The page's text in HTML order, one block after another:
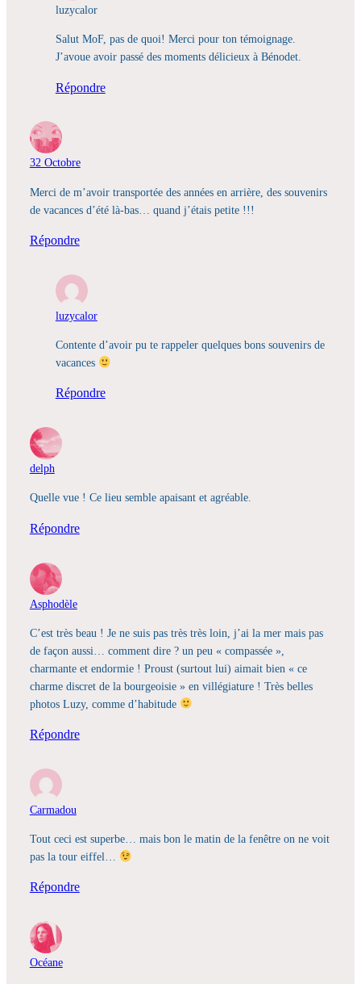
luzycalor
Salut MoF, pas de quoi! Merci pour ton témoignage.
J’avoue avoir passé des moments délicieux à Bénodet.
Répondre
32 Octobre
Merci de m’avoir transportée des années en arrière, des souvenirs
de vacances d’été là-bas… quand j’étais petite !!!
Répondre
luzycalor
Contente d’avoir pu te rappeler quelques bons souvenirs de
vacances
Répondre
delph
Quelle vue ! Ce lieu semble apaisant et agréable.
Répondre
Asphodèle
C’est très beau ! Je ne suis pas très très loin, j’ai la mer mais pas
de façon aussi… comment dire ? un peu « compassée »,
charmante et endormie ! Proust (surtout lui) aimait bien « ce
charme discret de la bourgeoisie » en villégiature ! Très belles
photos Luzy, comme d’habitude
Répondre
Carmadou
Tout ceci est superbe… mais bon le matin de la fenêtre on ne voit
pas la tour eiffel…
Répondre
Océane